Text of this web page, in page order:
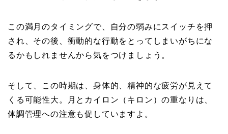
この満月のタイミングで、自分の弱みにスイッチを押
され、その後、衝動的な行動をとってしまいがちにな
るかもしれませんから気をつけましょう。
そして、この時期は、身体的、精神的な疲労が見えて
くる可能性大。月とカイロン（キロン）の重なりは、
体調管理への注意も促していますよ。